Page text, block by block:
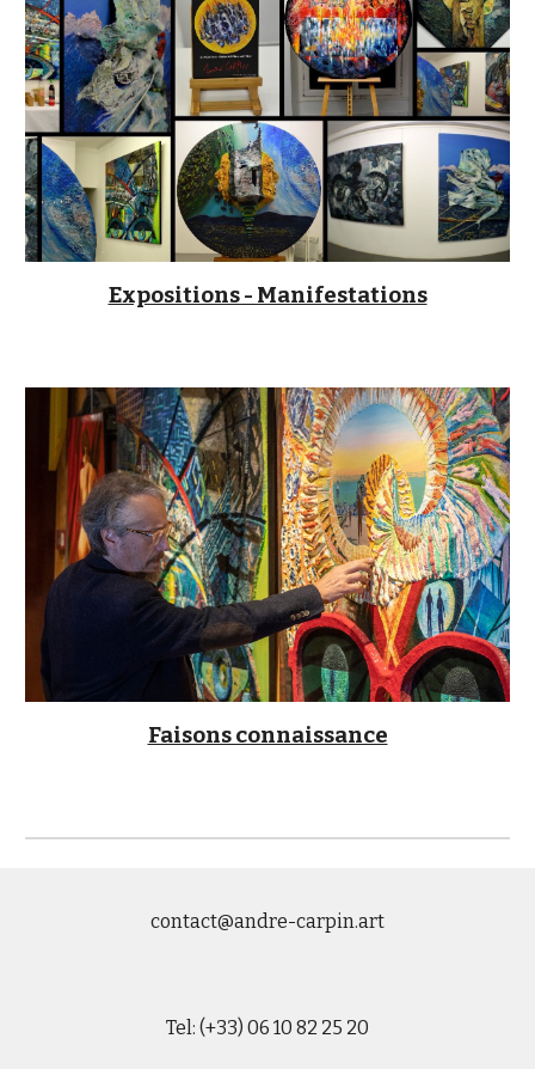
Expositions - Manifestations
Faisons connaissance
contact@andre-carpin.art
Tel: (+33) 06 10 82 25 20